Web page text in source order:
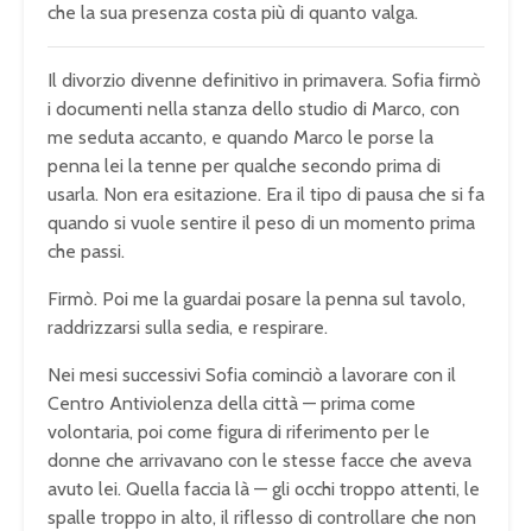
che la sua presenza costa più di quanto valga.
Il divorzio divenne definitivo in primavera. Sofia firmò
i documenti nella stanza dello studio di Marco, con
me seduta accanto, e quando Marco le porse la
penna lei la tenne per qualche secondo prima di
usarla. Non era esitazione. Era il tipo di pausa che si fa
quando si vuole sentire il peso di un momento prima
che passi.
Firmò. Poi me la guardai posare la penna sul tavolo,
raddrizzarsi sulla sedia, e respirare.
Nei mesi successivi Sofia cominciò a lavorare con il
Centro Antiviolenza della città — prima come
volontaria, poi come figura di riferimento per le
donne che arrivavano con le stesse facce che aveva
avuto lei. Quella faccia là — gli occhi troppo attenti, le
spalle troppo in alto, il riflesso di controllare che non